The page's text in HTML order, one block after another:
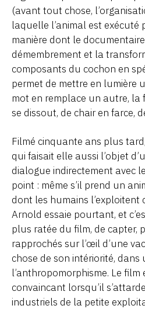
(avant tout chose,
laquelle l’animal est exécuté
manière dont le
démembrement et la
composants du cochon en
permet de mettre en lumière
mot en remplace un autre, la
se dissout, de chair en farce,
Filmé cinquante ans plus tard,
qui faisait elle aussi l’objet
dialogue indirectement avec
point : même s’il prend un
dont les humains
Arnold essaie pourtant, et
plus ratée du film, de capter,
rapprochés sur l’œil d’une
chose de son intériorité,
l’anthropomorphisme. Le
convaincant lorsqu’il
industriels de la petite